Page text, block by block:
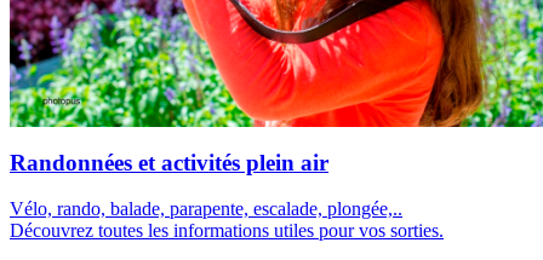
Randonnées et activités plein air
Vélo, rando, balade, parapente, escalade, plongée,..
Découvrez toutes les informations utiles pour vos sorties.